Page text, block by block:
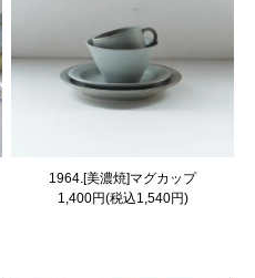
1964.[美濃焼]マグカップ
1,400円(税込1,540円)